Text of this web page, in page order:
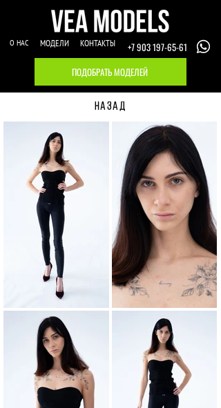
О НАС МОДЕЛИ КОНТАКТЫ
+7 903 197-65-61
ПОДОБРАТЬ МОДЕЛЕЙ
НАЗАД